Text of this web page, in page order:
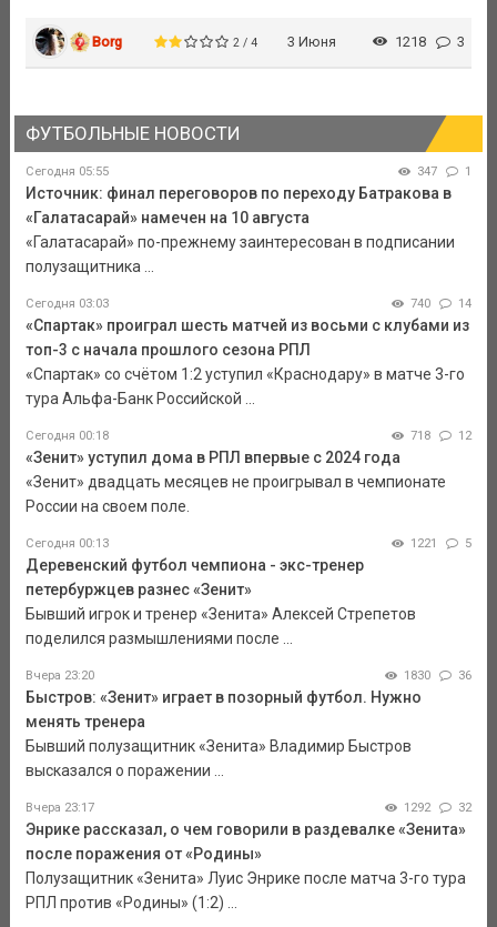
Borg 2 / 4 3 Июня 1218 3
ФУТБОЛЬНЫЕ НОВОСТИ
Сегодня 05:55 347 1
Источник: финал переговоров по переходу Батракова в
«Галатасарай» намечен на 10 августа
«Галатасарай» по-прежнему заинтересован в подписании
полузащитника ...
Сегодня 03:03 740 14
«Спартак» проиграл шесть матчей из восьми с клубами из
топ-3 с начала прошлого сезона РПЛ
«Спартак» со счётом 1:2 уступил «Краснодару» в матче 3-го
тура Альфа-Банк Российской ...
Сегодня 00:18 718 12
«Зенит» уступил дома в РПЛ впервые с 2024 года
«Зенит» двадцать месяцев не проигрывал в чемпионате
России на своем поле.
Сегодня 00:13 1221 5
Деревенский футбол чемпиона - экс-тренер
петербуржцев разнес «Зенит»
Бывший игрок и тренер «Зенита» Алексей Стрепетов
поделился размышлениями после ...
Вчера 23:20 1830 36
Быстров: «Зенит» играет в позорный футбол. Нужно
менять тренера
Бывший полузащитник «Зенита» Владимир Быстров
высказался о поражении ...
Вчера 23:17 1292 32
Энрике рассказал, о чем говорили в раздевалке «Зенита»
после поражения от «Родины»
Полузащитник «Зенита» Луис Энрике после матча 3-го тура
РПЛ против «Родины» (1:2) ...